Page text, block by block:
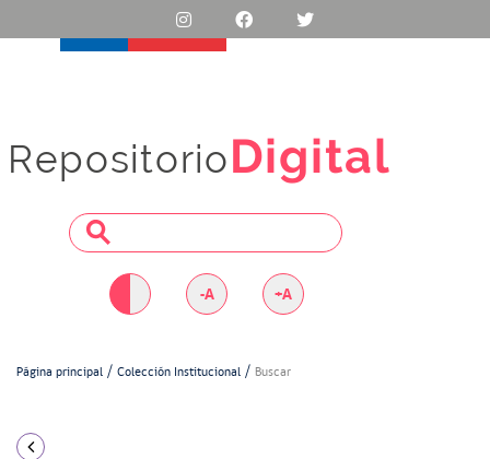
RepositorioDigital
-A +A
Página principal Colección Institucional Buscar